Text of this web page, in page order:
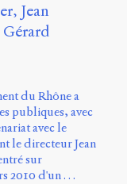
Jean
Gérard
du Rhône a
publiques, avec
avec le
le directeur Jean
sur
2010 d'un …